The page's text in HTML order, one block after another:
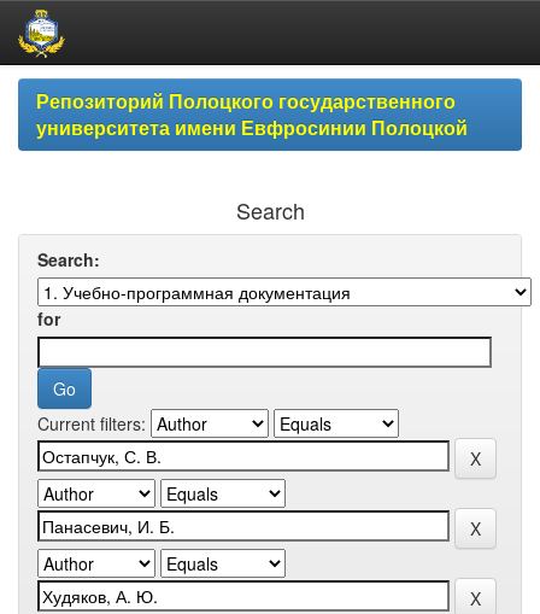
Skip
navigationРепозиторий Полоцкого государственного
университета имени Евфросинии Полоцкой
Search
Search:
for
Current filters: